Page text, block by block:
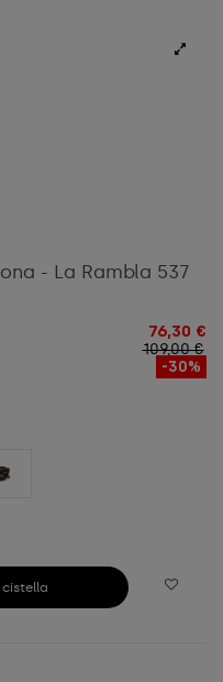
- La Rambla 537
76,30 €
109,00 €
-30%